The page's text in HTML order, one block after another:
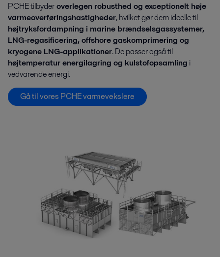
PCHE tilbyderoverlegen robusthed og exceptionelt høje
varmeoverføringshastigheder, hvilket gør dem ideelle til
højtryksfordampning i marine brændselsgassystemer,
LNG-regasificering, offshore gaskomprimering og
kryogene LNG-applikationer. De passer også til
højtemperatur energilagring og kulstofopsamling i
vedvarende energi.
Gå til vores PCHE varmevekslere